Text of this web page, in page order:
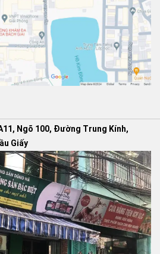
Ngõ 100, Đường Trung Kính,
Giấy